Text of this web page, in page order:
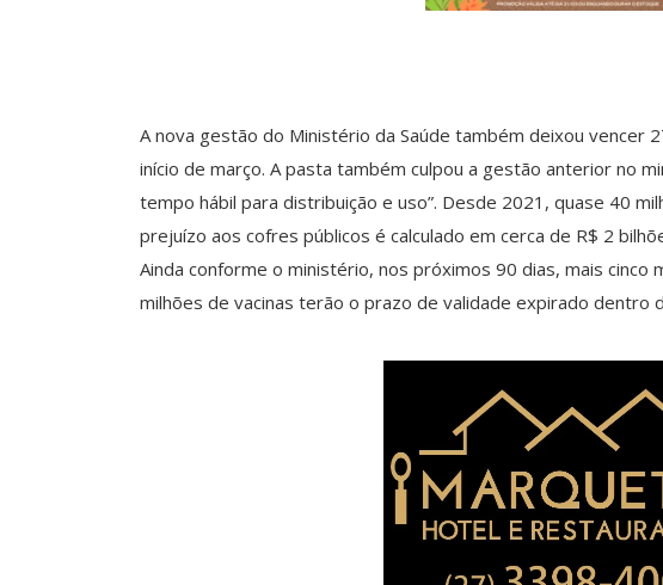
A nova gestão do Ministério da Saúde também deixou vencer
início de março. A pasta também culpou a gestão anterior no
tempo hábil para distribuição e uso”. Desde 2021, quase 40
prejuízo aos cofres públicos é calculado em cerca de R$ 2
Ainda conforme o ministério, nos próximos 90 dias, mais
milhões de vacinas terão o prazo de validade expirado dentro